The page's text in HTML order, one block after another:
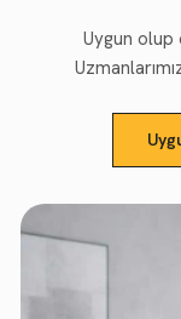
Uygun olup